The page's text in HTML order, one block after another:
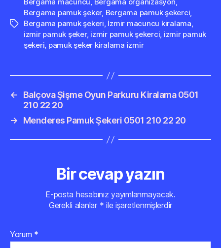
Etiketler
Bergama pamuk şeker, Bergama pamuk şekerci,
Bergama pamuk şekeri, İzmir macuncu kiralama,
izmir pamuk şeker, izmir pamuk şekerci, izmir pamuk
şekeri, pamuk şeker kiralama izmir
←
Balçova Şişme Oyun Parkuru Kiralama 0501
210 22 20
→
Menderes Pamuk Şekeri 0501 210 22 20
Bir cevap yazın
E-posta hesabınız yayımlanmayacak.
Gerekli alanlar * ile işaretlenmişlerdir
Yorum *